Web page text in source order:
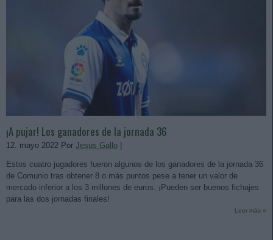
¡A pujar! Los ganadores de la jornada 36
12. mayo 2022 Por Jesus Gallo
Estos cuatro jugadores fueron algunos de los ganadores de la jornada 36
de Comunio tras obtener 8 o más puntos pese a tener un valor de
mercado inferior a los 3 millones de euros. ¡Pueden ser buenos fichajes
para las dos jornadas finales!
Leer más »